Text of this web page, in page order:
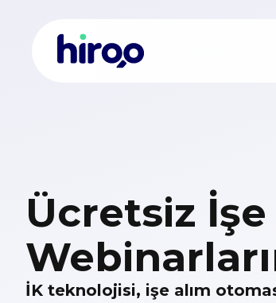
Ücretsiz İşe
İK teknolojisi, işe alım